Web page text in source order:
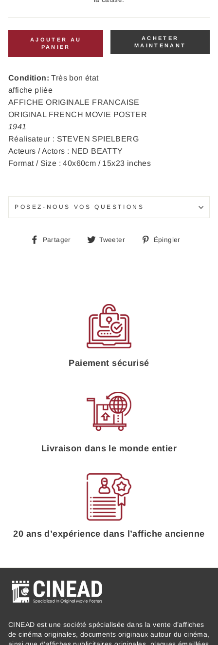
AJOUTER AU
PANIER
ACHETER
MAINTENANT
Condition: Très bon état
affiche pliée
AFFICHE ORIGINALE FRANCAISE
ORIGINAL FRENCH MOVIE POSTER
1941
Réalisateur : STEVEN SPIELBERG
Acteurs / Actors : NED BEATTY
Format / Size : 40x60cm / 15x23 inches
POSEZ-NOUS VOS QUESTIONS
Partager
PartagerTweeter
TweeterÉpingler
Paiement sécurisé
Livraison dans le monde entier
20 ans d’expérience dans l’affiche ancienne
CINEAD est une société spécialisée dans la vente d’affiches
de cinéma originales, documents originaux autour du cinéma,